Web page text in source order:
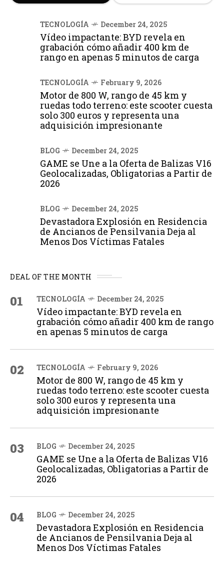
TECNOLOGÍA December 24, 2025
Vídeo impactante: BYD revela en
grabación cómo añadir 400 km de
rango en apenas 5 minutos de carga
TECNOLOGÍA February 9, 2026
Motor de 800 W, rango de 45 km y
ruedas todo terreno: este scooter cuesta
solo 300 euros y representa una
adquisición impresionante
BLOG December 24, 2025
GAME se Une a la Oferta de Balizas V16
Geolocalizadas, Obligatorias a Partir de
2026
BLOG December 24, 2025
Devastadora Explosión en Residencia
de Ancianos de Pensilvania Deja al
Menos Dos Víctimas Fatales
DEAL OF THE MONTH
01 TECNOLOGÍA December 24, 2025
Vídeo impactante: BYD revela en
grabación cómo añadir 400 km de rango
en apenas 5 minutos de carga
02 TECNOLOGÍA February 9, 2026
Motor de 800 W, rango de 45 km y
ruedas todo terreno: este scooter cuesta
solo 300 euros y representa una
adquisición impresionante
03 BLOG December 24, 2025
GAME se Une a la Oferta de Balizas V16
Geolocalizadas, Obligatorias a Partir de
2026
04 BLOG December 24, 2025
Devastadora Explosión en Residencia
de Ancianos de Pensilvania Deja al
Menos Dos Víctimas Fatales